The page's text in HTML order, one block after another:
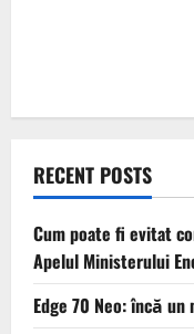
RECENT POSTS
Cum poate fi evitat
Apelul Ministerului
Edge 70 Neo: încă